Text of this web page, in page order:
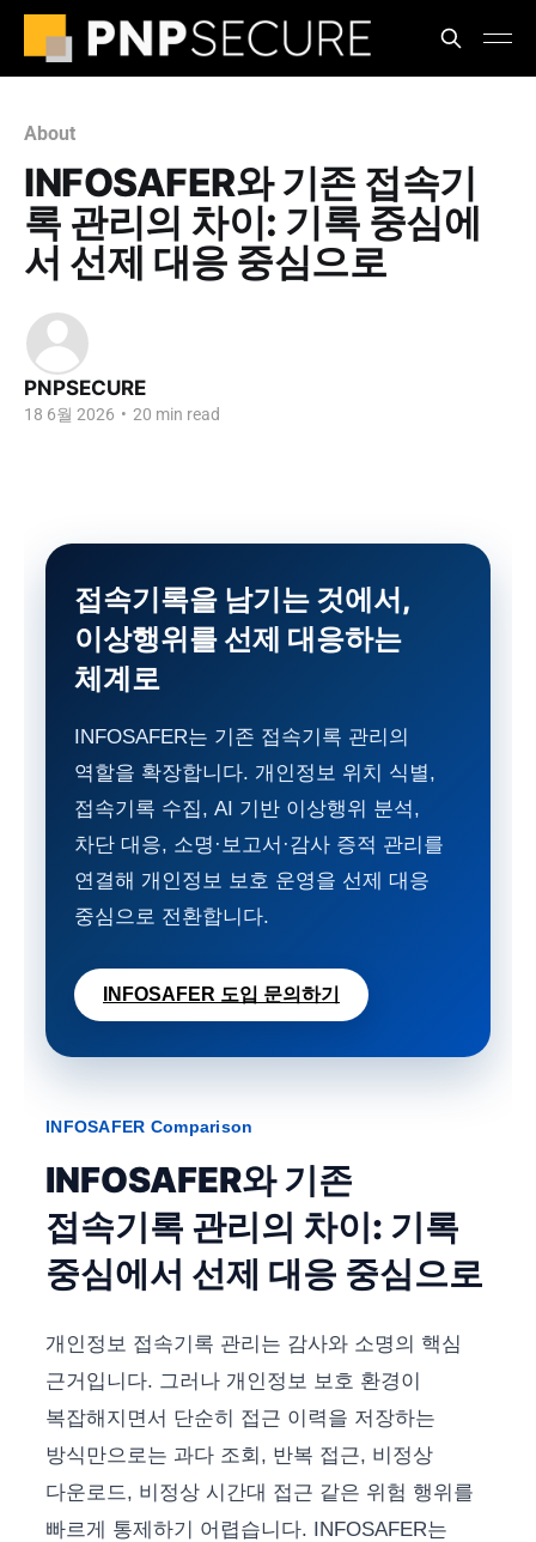
About
INFOSAFER와 기존 접속기
록 관리의 차이: 기록 중심에
서 선제 대응 중심으로
PNPSECURE
18 6월 2026 • 20 min read
접속기록을 남기는 것에서,
이상행위를 선제 대응하는
체계로
INFOSAFER는 기존 접속기록 관리의
역할을 확장합니다. 개인정보 위치 식별,
접속기록 수집, AI 기반 이상행위 분석,
차단 대응, 소명·보고서·감사 증적 관리를
연결해 개인정보 보호 운영을 선제 대응
중심으로 전환합니다.
INFOSAFER 도입 문의하기
INFOSAFER Comparison
INFOSAFER와 기존
접속기록 관리의 차이: 기록
중심에서 선제 대응 중심으로
개인정보 접속기록 관리는 감사와 소명의 핵심
근거입니다. 그러나 개인정보 보호 환경이
복잡해지면서 단순히 접근 이력을 저장하는
방식만으로는 과다 조회, 반복 접근, 비정상
다운로드, 비정상 시간대 접근 같은 위험 행위를
빠르게 통제하기 어렵습니다. INFOSAFER는